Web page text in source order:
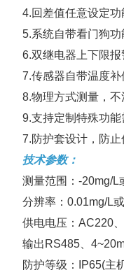
4.回差值任意设定功
5.系统自带看门狗功
6.双继电器上下限报
7.传感器自带温度补
8.物理方式测量，
9.支持定制特殊功能
7.防护套设计，防
技术参数：
测量范围：-20mg/L
分辨率：0.01mg/L
供电电压：AC220
输出RS485、
防护等级：IP65(主